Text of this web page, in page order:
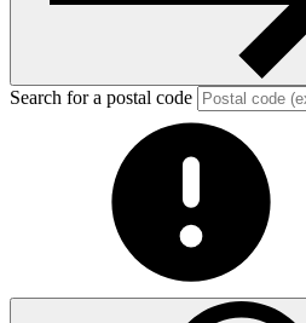
Search for a postal code